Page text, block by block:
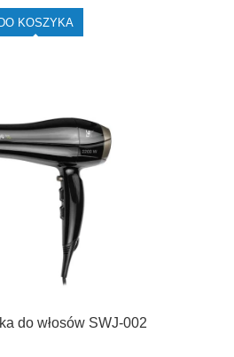
DO KOSZYKA
do włosów SWJ-002